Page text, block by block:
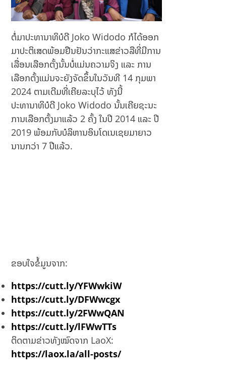
ຕໍ່ມາປະທານາທິບໍດີ Joko Widodo ກໍໄດ້ອອກ
ມາປະຕິເສດພ້ອມຢືນຢັນວ່າກະແສຂ່າວລືທີ່ມີການ
ເລື່ອນເລືອກຕັ້ງນັ້ນບໍ່ແມ່ນຄວາມຈິງ ແລະ ການ
ເລືອກຕັ້ງແມ່ນຈະຍັງຈັດຂຶ້ນໃນວັນທີ 14 ກຸມພາ
2024 ຕາມເດີມທີ່ເຄີຍລະບຸໄວ້ ທັງນີ້
ປະທານາທິບໍດີ Joko Widodo ນັ້ນເຄີຍຊະນະ
ການເລືອກຕັ້ງມາແລ້ວ 2 ຄັ້ງ ໃນປີ 2014 ແລະ ປີ
2019 ພ້ອມກັບບໍລິຫານອິນໂດເນເຊຍມາຍາວ
ນານກວ່າ 7 ປີແລ້ວ.
ຂອບໃຈຂໍ້ມູນຈາກ:
https://cutt.ly/YFWwkiW
https://cutt.ly/DFWwcgx
https://cutt.ly/2FWwQAN
https://cutt.ly/lFWwTTs
ຕິດຕາມຂ່າວທັງໝົດຈາກ LaoX:
https://laox.la/all-posts/